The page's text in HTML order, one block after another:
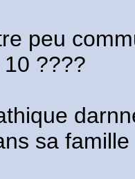
peu
????
sa